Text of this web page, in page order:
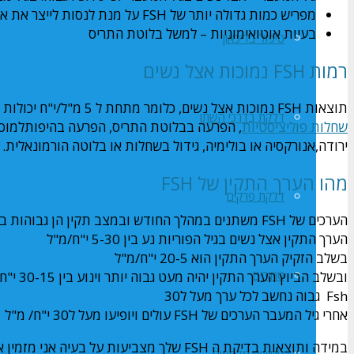
טיפול בדיכאון
דלקת בדרכי השתן
דלקת פרקים
טחורים
מפריש כמות גדולה יותר של FSH על מנת לנסות לייצר את אותה הכמות כמו בגיל הפוריות
בעיות אוטואימוניות – למשל בלוטת התריס
רמות FSH נמוכות אצל נשים
תוצאות FSH נמוכות אצל נשים, כלומר מתחת ל 5 מ"ל/י"ח יכולות להצביע על מספר דברים:
שחלות פוליציסטיות
ירודה,אנורקסיה או בולימיה, גידול בשחלות או בלוטה הורמונאלית.
מהו הערך התקין של FSH
הערכים של FSH משתנים במהלך החודש ובמצב תקין הן גבוהות ביותר בדיוק לפני הביוץ
הערך התקין אצל נשים בגיל הפוריות נע בין 5-30 י"ח/מ"ל
בשלב הזקיק הערך התקין הוא 20-5 י"ח/מ"ל
ובשלב הביוץ הערך התקין יהיה מעט גבוה יותר וינוע בין 30-15 י"ח/ מ"ל
Fsh גבוה נחשב לכל ערך מעל ל30
אחרי גיל המעבר הערכים של FSH עולים ויופיעו מעל ל30 י"ח/ מ"ל
במידה ותוצאות בדיקת ה FSH שלך מצביעות על בעיה אני מזמין אותך